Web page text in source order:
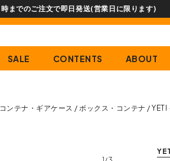
までのご注文で即日発送(営業日に限ります)
SALE CONTENTS ABOUT
コンテナ・ギアケース ボックス・コンテナ YETI